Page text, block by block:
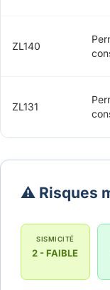
ZL140
ZL131
⚠️ Risques
SISMICITÉ
2 - FAIBLE